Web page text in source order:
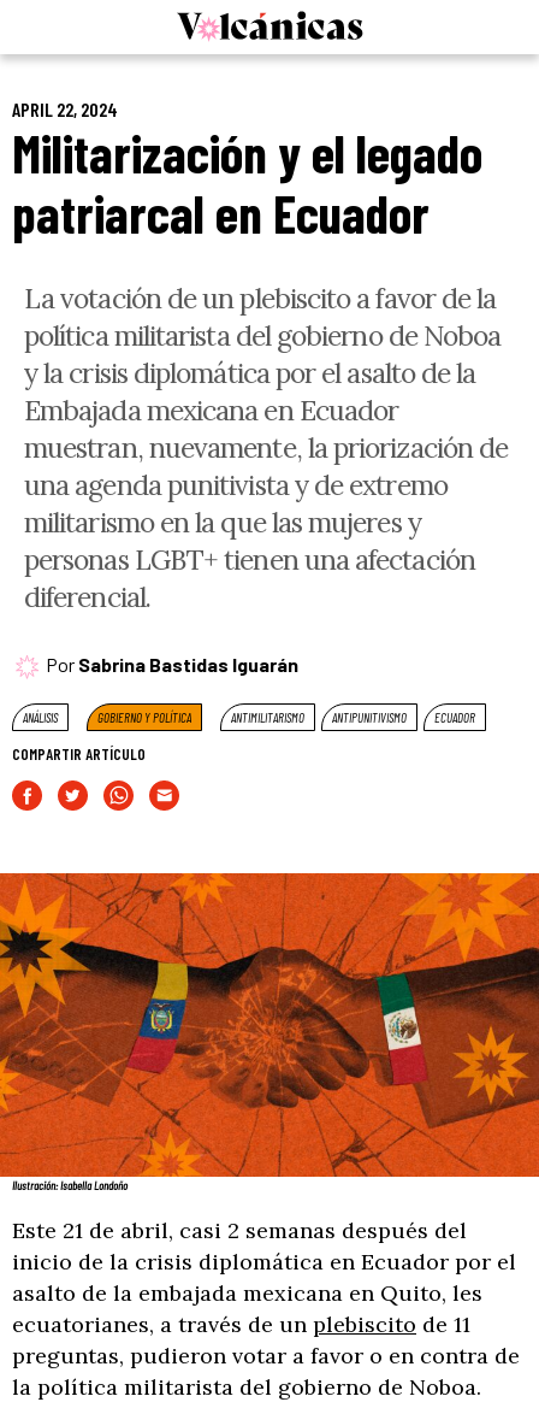
APRIL 22, 2024
Militarización y el legado
patriarcal en Ecuador
La votación de un plebiscito a favor de la
política militarista del gobierno de Noboa
y la crisis diplomática por el asalto de la
Embajada mexicana en Ecuador
muestran, nuevamente, la priorización de
una agenda punitivista y de extremo
militarismo en la que las mujeres y
personas LGBT+ tienen una afectación
diferencial.
Por Sabrina Bastidas Iguarán
ANÁLISIS GOBIERNO Y POLÍTICA ANTIMILITARISMO ANTIPUNITIVISMO ECUADOR
COMPARTIR ARTÍCULO
Ilustración: Isabella Londoño
Este 21 de abril, casi 2 semanas después del
inicio de la crisis diplomática en Ecuador por el
asalto de la embajada mexicana en Quito, les
ecuatorianes, a través de un plebiscito de 11
preguntas, pudieron votar a favor o en contra de
la política militarista del gobierno de Noboa.